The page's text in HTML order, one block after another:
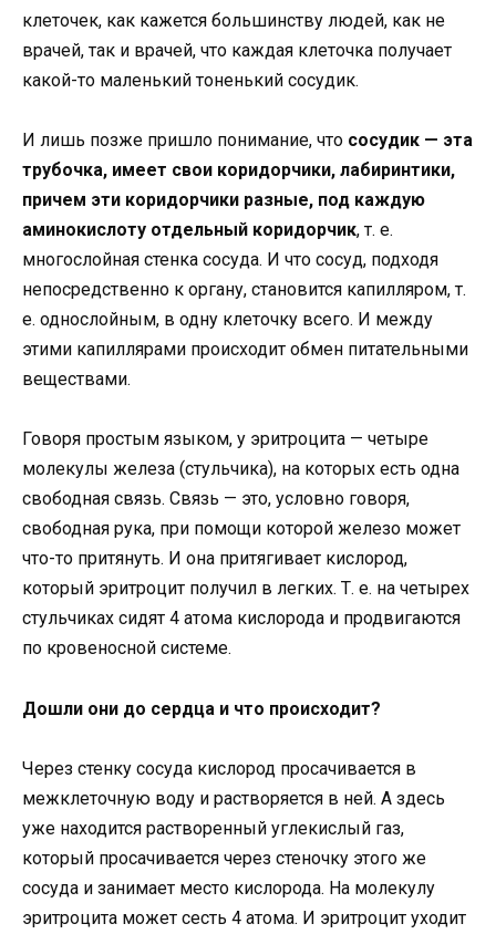
клеточек, как кажется большинству людей, как не
врачей, так и врачей, что каждая клеточка получает
какой-то маленький тоненький сосудик.
И лишь позже пришло понимание, что сосудик — эта
трубочка, имеет свои коридорчики, лабиринтики,
причем эти коридорчики разные, под каждую
аминокислоту отдельный коридорчик, т. е.
многослойная стенка сосуда. И что сосуд, подходя
непосредственно к органу, становится капилляром, т.
е. однослойным, в одну клеточку всего. И между
этими капиллярами происходит обмен питательными
веществами.
Говоря простым языком, у эритроцита — четыре
молекулы железа (стульчика), на которых есть одна
свободная связь. Связь — это, условно говоря,
свободная рука, при помощи которой железо может
что-то притянуть. И она притягивает кислород,
который эритроцит получил в легких. Т. е. на четырех
стульчиках сидят 4 атома кислорода и продвигаются
по кровеносной системе.
Дошли они до сердца и что происходит?
Через стенку сосуда кислород просачивается в
межклеточную воду и растворяется в ней. А здесь
уже находится растворенный углекислый газ,
который просачивается через стеночку этого же
сосуда и занимает место кислорода. На молекулу
эритроцита может сесть 4 атома. И эритроцит уходит